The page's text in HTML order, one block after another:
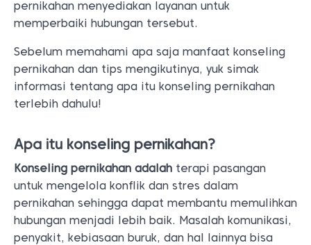
pernikahan menyediakan layanan untuk
memperbaiki hubungan tersebut.
Sebelum memahami apa saja manfaat konseling
pernikahan dan tips mengikutinya, yuk simak
informasi tentang apa itu konseling pernikahan
terlebih dahulu!
Apa itu konseling pernikahan?
Konseling pernikahan adalah terapi pasangan
untuk mengelola konflik dan stres dalam
pernikahan sehingga dapat membantu memulihkan
hubungan menjadi lebih baik. Masalah komunikasi,
penyakit, kebiasaan buruk, dan hal lainnya bisa